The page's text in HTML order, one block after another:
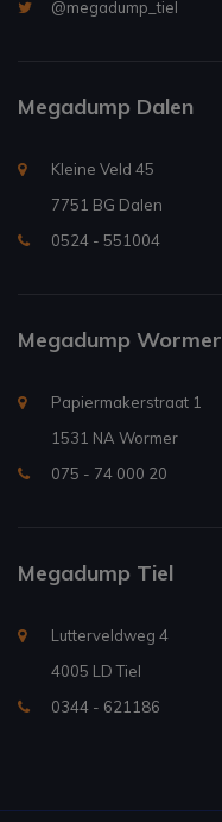
@megadump_tiel
Megadump Dalen
Kleine Veld 45
7751 BG Dalen
0524 - 551004
Megadump Wormer
Papiermakerstraat 1
1531 NA Wormer
075 - 74 000 20
Megadump Tiel
Lutterveldweg 4
4005 LD Tiel
0344 - 621186